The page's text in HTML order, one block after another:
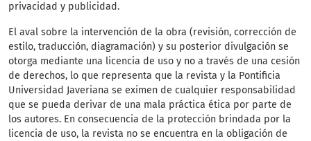
privacidad y publicidad.
El aval sobre la intervención de la obra (revisión, corrección de
estilo, traducción, diagramación) y su posterior divulgación se
otorga mediante una licencia de uso y no a través de una cesión
de derechos, lo que representa que la revista y la Pontificia
Universidad Javeriana se eximen de cualquier responsabilidad
que se pueda derivar de una mala práctica ética por parte de
los autores. En consecuencia de la protección brindada por la
licencia de uso, la revista no se encuentra en la obligación de